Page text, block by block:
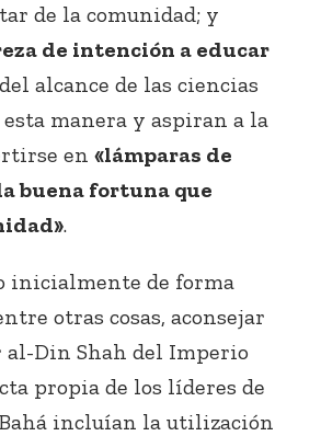
de la comunidad; y
de intención a educar
alcance de las ciencias
manera y aspiran a la
en «lámparas de
buena fortuna que
.
inicialmente de forma
otras cosas, aconsejar
al-Din Shah del Imperio
propia de los líderes de
Bahá incluían la utilización